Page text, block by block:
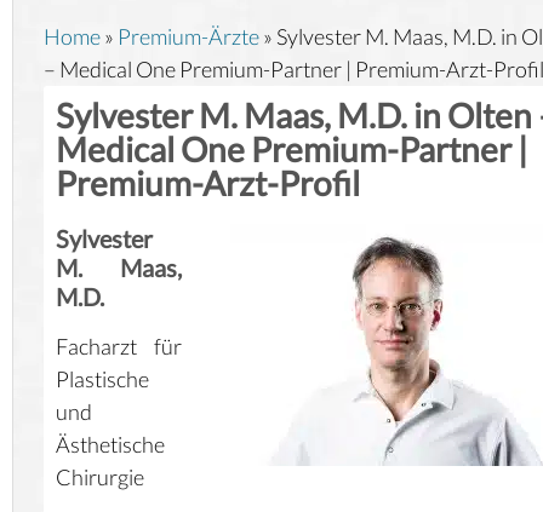
Home» Premium-Ärzte» Sylvester M. Maas, M.D. in
– Medical One Premium-Partner | Premium-Arzt-Profil
Sylvester M. Maas, M.D. in Olten
Medical One Premium-Partner |
Premium-Arzt-Profil
Sylvester
M. Maas,
M.D.
Facharzt für
Plastische
und
Ästhetische
Chirurgie